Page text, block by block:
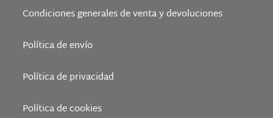
Condiciones generales de venta y devoluciones
Política de envío
Política de privacidad
Política de cookies